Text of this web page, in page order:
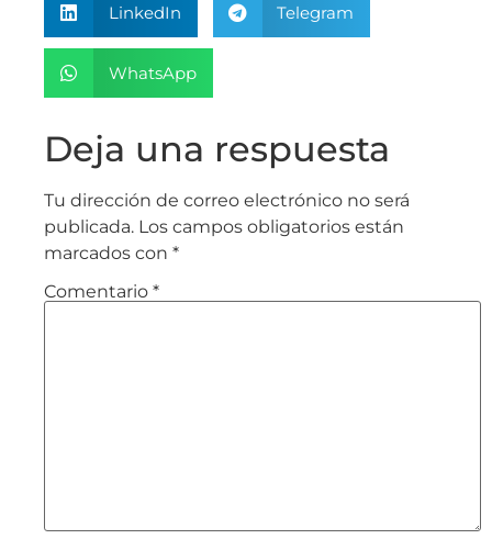
LinkedIn Telegram
WhatsApp
Deja una respuesta
Tu dirección de correo electrónico no será
publicada. Los campos obligatorios están
marcados con *
Comentario *